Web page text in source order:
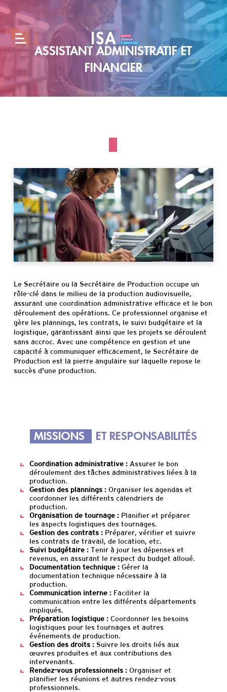
Admissions
Informations
pratiques
ASSISTANT ADMINISTRATIF ET
FINANCIER
Le Secrétaire ou la Secrétaire de Production occupe un
rôle-clé dans le milieu de la production audiovisuelle,
assurant une coordination administrative efficace et le bon
déroulement des opérations. Ce professionnel organise et
gère les plannings, les contrats, le suivi budgétaire et la
logistique, garantissant ainsi que les projets se déroulent
sans accroc. Avec une compétence en gestion et une
capacité à communiquer efficacement, le Secrétaire de
Production est la pierre angulaire sur laquelle repose le
succès d'une production.
MISSIONS ET RESPONSABILITÉS
Coordination administrative :Assurer le bon
déroulement des tâches administratives liées à la
production.
Gestion des plannings :Organiser les agendas et
coordonner les différents calendriers de
production.
Organisation de tournage :Planifier et préparer
les aspects logistiques des tournages.
Gestion des contrats :Préparer, vérifier et suivre
les contrats de travail, de location, etc.
Suivi budgétaire :Tenir à jour les dépenses et
revenus, en assurant le respect du budget alloué.
Documentation technique :Gérer la
documentation technique nécessaire à la
production.
Communication interne :Faciliter la
communication entre les différents départements
impliqués.
Préparation logistique :Coordonner les besoins
logistiques pour les tournages et autres
événements de production.
Gestion des droits :Suivre les droits liés aux
œuvres produites et aux contributions des
intervenants.
Rendez-vous professionnels :Organiser et
planifier les réunions et autres rendez-vous
professionnels.